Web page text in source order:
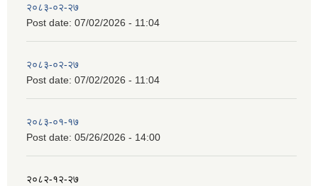
२०८३-०२-२७
Post date: 07/02/2026 - 11:04
२०८३-०२-२७
Post date: 07/02/2026 - 11:04
२०८३-०१-१७
Post date: 05/26/2026 - 14:00
२०८२-१२-२७